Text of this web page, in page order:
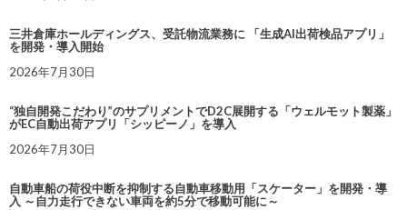
三井倉庫ホールディングス、受託物流業務に 「生成AI出荷検品アプリ」
を開発・導入開始
2026年7月30日
“独自開発こだわり”のサプリメントでD2C展開する「ウェルモット製薬」
がEC自動出荷アプリ「シッピーノ」を導入
2026年7月30日
自動車船の荷役中断を抑制する自動車移動用「スケーター」を開発・導
入 ～自力走行できない車両を約5分で移動可能に～